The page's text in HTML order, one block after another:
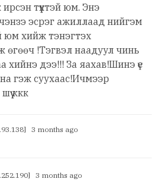
түүхтэй юм. Энэ
эсрэг ажиллаад нийгэм
юм хийж тэнэгтэх
!Тэгвэл наадуул чинь
хийнэ дээ!!! За яахав!Шинэ үе
гэж суухаас!Ичмээр
ккк
3 months ago
3 months ago